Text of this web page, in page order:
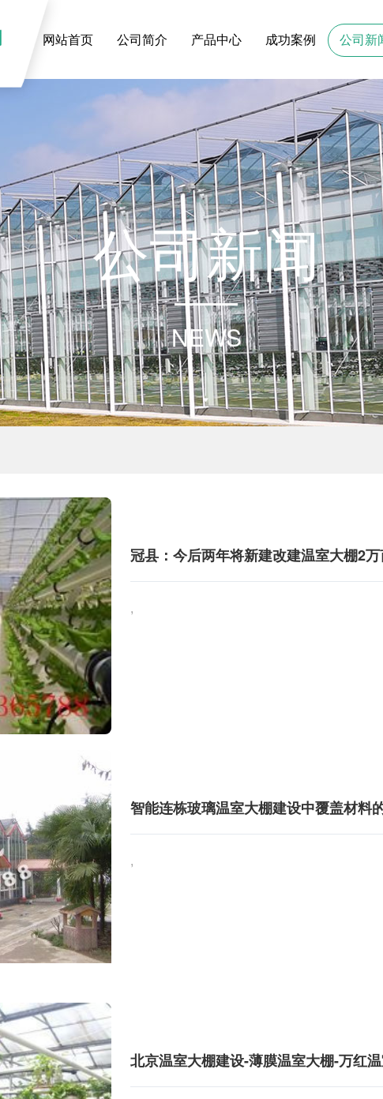
网站首页 公司简介 产品中心 成功案例 公司新
公司新闻
NEWS
冠县：今后两年将新建改建温室大棚2
,
智能连栋玻璃温室大棚建设中覆盖材料
,
北京温室大棚建设-薄膜温室大棚-万红